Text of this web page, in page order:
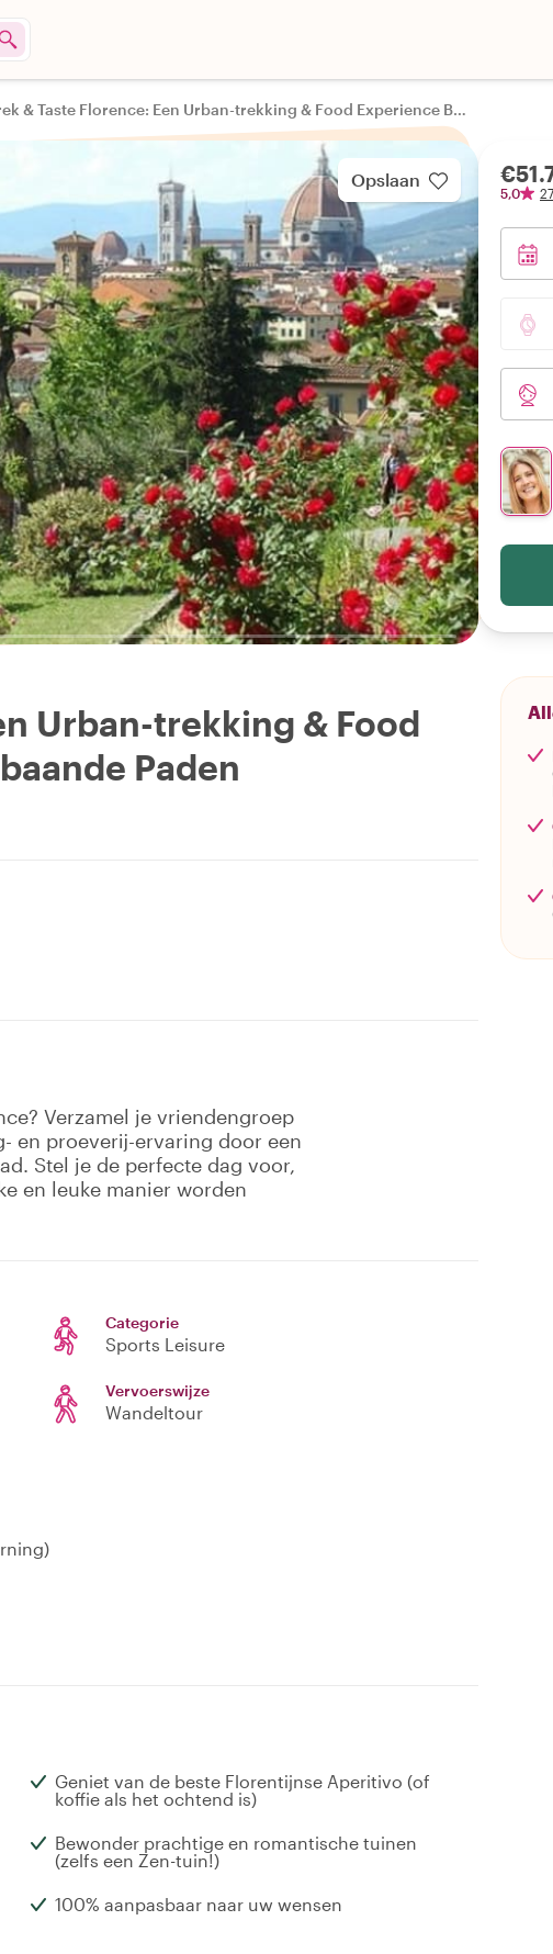
Trek & Taste Florence: Een Urban-trekking & Food Experience Buiten de Gebaande Paden
Opslaan
Urban-trekking & Food
Paden
Verzamel je vriendengroep
en proeverij-ervaring door een
Stel je de perfecte dag voor,
en leuke manier worden
Categorie
Sports Leisure
Vervoerswijze
Wandeltour
Geniet van de beste Florentijnse Aperitivo (of
koffie als het ochtend is)
Bewonder prachtige en romantische tuinen
(zelfs een Zen-tuin!)
100% aanpasbaar naar uw wensen
5,0